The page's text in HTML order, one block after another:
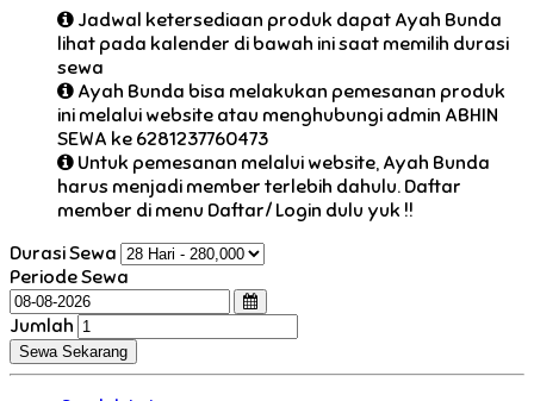
Jadwal ketersediaan produk dapat Ayah Bunda
lihat pada kalender di bawah ini saat memilih durasi
sewa
Ayah Bunda bisa melakukan pemesanan produk
ini melalui website atau menghubungi admin ABHIN
SEWA ke 6281237760473
Untuk pemesanan melalui website, Ayah Bunda
harus menjadi member terlebih dahulu. Daftar
member di menu Daftar/ Login dulu yuk !!
Durasi Sewa
Periode Sewa
Jumlah